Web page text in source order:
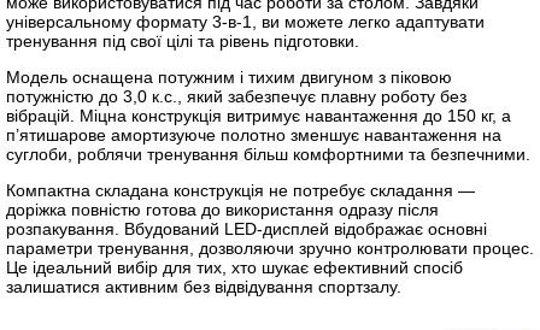
універсальному формату 3-в-1, ви можете легко адаптувати
тренування під свої цілі та рівень підготовки.
Модель оснащена потужним і тихим двигуном з піковою
потужністю до 3,0 к.с., який забезпечує плавну роботу без
вібрацій. Міцна конструкція витримує навантаження до 150 кг, а
п’ятишарове амортизуюче полотно зменшує навантаження на
суглоби, роблячи тренування більш комфортними та безпечними.
Компактна складана конструкція не потребує складання —
доріжка повністю готова до використання одразу після
розпакування. Вбудований LED-дисплей відображає основні
параметри тренування, дозволяючи зручно контролювати процес.
Це ідеальний вибір для тих, хто шукає ефективний спосіб
залишатися активним без відвідування спортзалу.